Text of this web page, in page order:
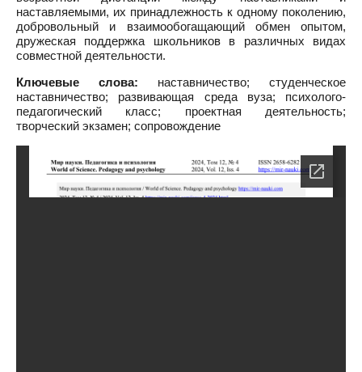
наставляемыми, их принадлежность к одному поколению,
добровольный и взаимообогащающий обмен опытом,
дружеская поддержка школьников в различных видах
совместной деятельности.
Ключевые слова: наставничество; студенческое
наставничество; развивающая среда вуза; психолого-
педагогический класс; проектная деятельность;
творческий экзамен; сопровождение